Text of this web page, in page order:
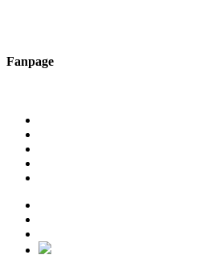
Fanpage